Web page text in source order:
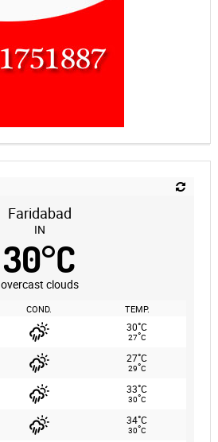
Faridabad
IN
30°C
overcast clouds
COND. TEMP.
30°C
27°C
27°C
29°C
33°C
30°C
34°C
30°C